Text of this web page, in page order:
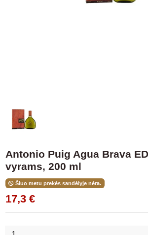
Antonio Puig Agua Brava
vyrams, 200 ml
Šiuo metu prekės sandėlyje nėra.
17,3 €